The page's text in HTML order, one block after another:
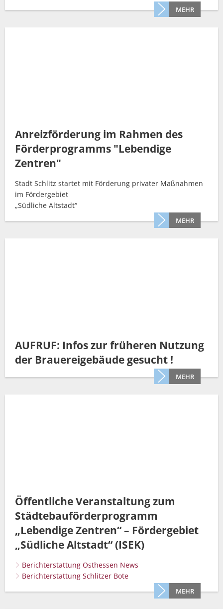
MEHR
Anreizförderung im Rahmen des
Förderprogramms "Lebendige
Zentren"
Stadt Schlitz startet mit Förderung privater Maßnahmen
im Fördergebiet
„Südliche Altstadt“
MEHR
AUFRUF: Infos zur früheren Nutzung
der Brauereigebäude gesucht !
MEHR
Öffentliche Veranstaltung zum
Städtebauförderprogramm
„Lebendige Zentren“ – Fördergebiet
„Südliche Altstadt“ (ISEK)
Berichterstattung Osthessen News
Berichterstattung Schlitzer Bote
MEHR